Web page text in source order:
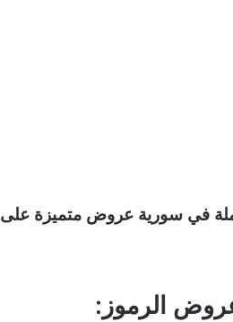
في سورية عروض متميزة على